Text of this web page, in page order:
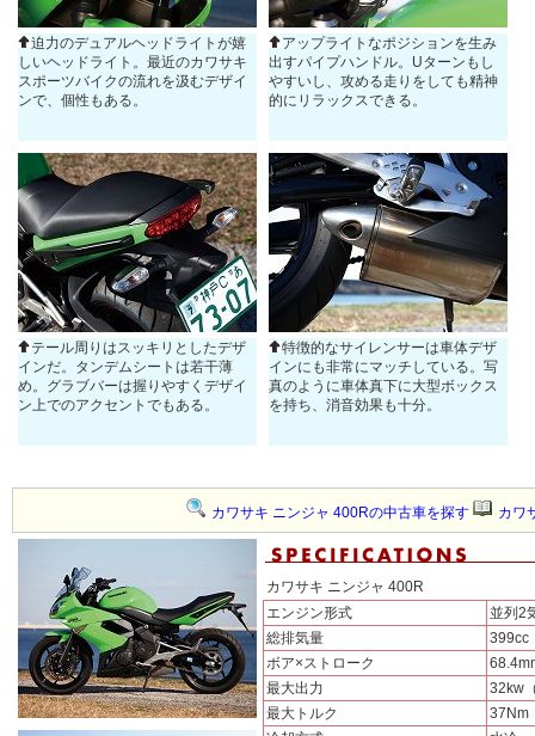
迫力のデュアルヘッドライトが嬉
しいヘッドライト。最近のカワサキ
スポーツバイクの流れを汲むデザイ
ンで、個性もある。
アップライトなポジションを生み
出すパイプハンドル。Uターンもし
やすいし、攻める走りをしても精神
的にリラックスできる。
テール周りはスッキリとしたデザ
インだ。タンデムシートは若干薄
め。グラブバーは握りやすくデザイ
ン上でのアクセントでもある。
特徴的なサイレンサーは車体デザ
インにも非常にマッチしている。写
真のように車体真下に大型ボックス
を持ち、消音効果も十分。
カワサキ ニンジャ 400Rの中古車を探す カワ
カワサキ ニンジャ 400R
エンジン形式
並列2
総排気量
399cc
ボア×ストローク
最大出力
32kw
最大トルク
37Nm